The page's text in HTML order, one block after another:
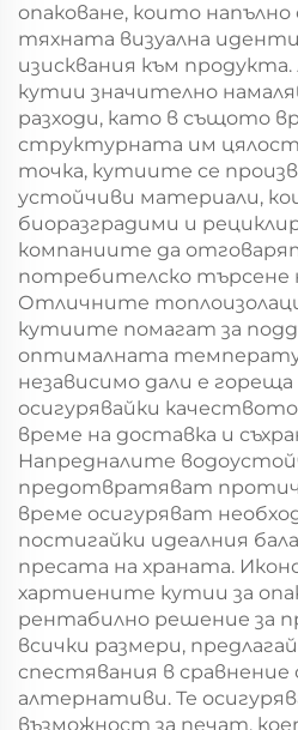
опаковане, които
тяхната визуална
изисквания към
кутии значително
разходи, като в същото
структурната им
точка, кутиите се
устойчиви материали,
биоразградими и
компаниите да
потребителско търсене
Отличните
кутиите помагат за
оптималната
независимо дали е
осигурявайки
време на доставка и
Напредналите
предотвратяват
време осигуряват
постигайки идеалния
пресата на храната.
хартиените кутии за
рентабилно решение за
всички размери,
спестявания в
алтернативи. Те
възможност за печат,